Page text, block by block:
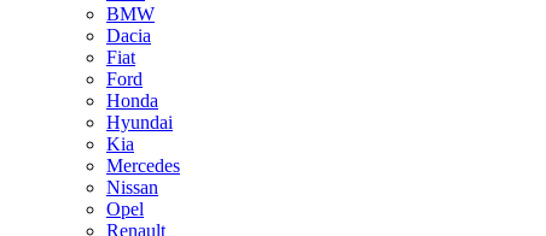
BMW
Dacia
Fiat
Ford
Honda
Hyundai
Kia
Mercedes
Nissan
Opel
Renault